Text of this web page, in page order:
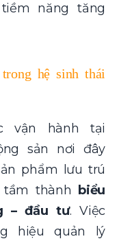
năng tăng
hệ sinh thái
vận hành tại
sản nơi đây
phẩm lưu trú
thành
biểu
– đầu tư. Việc
hiệu quản lý